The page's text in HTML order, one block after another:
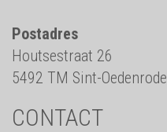
Postadres
Houtsestraat 26
5492 TM Sint-Oedenrode
CONTACT